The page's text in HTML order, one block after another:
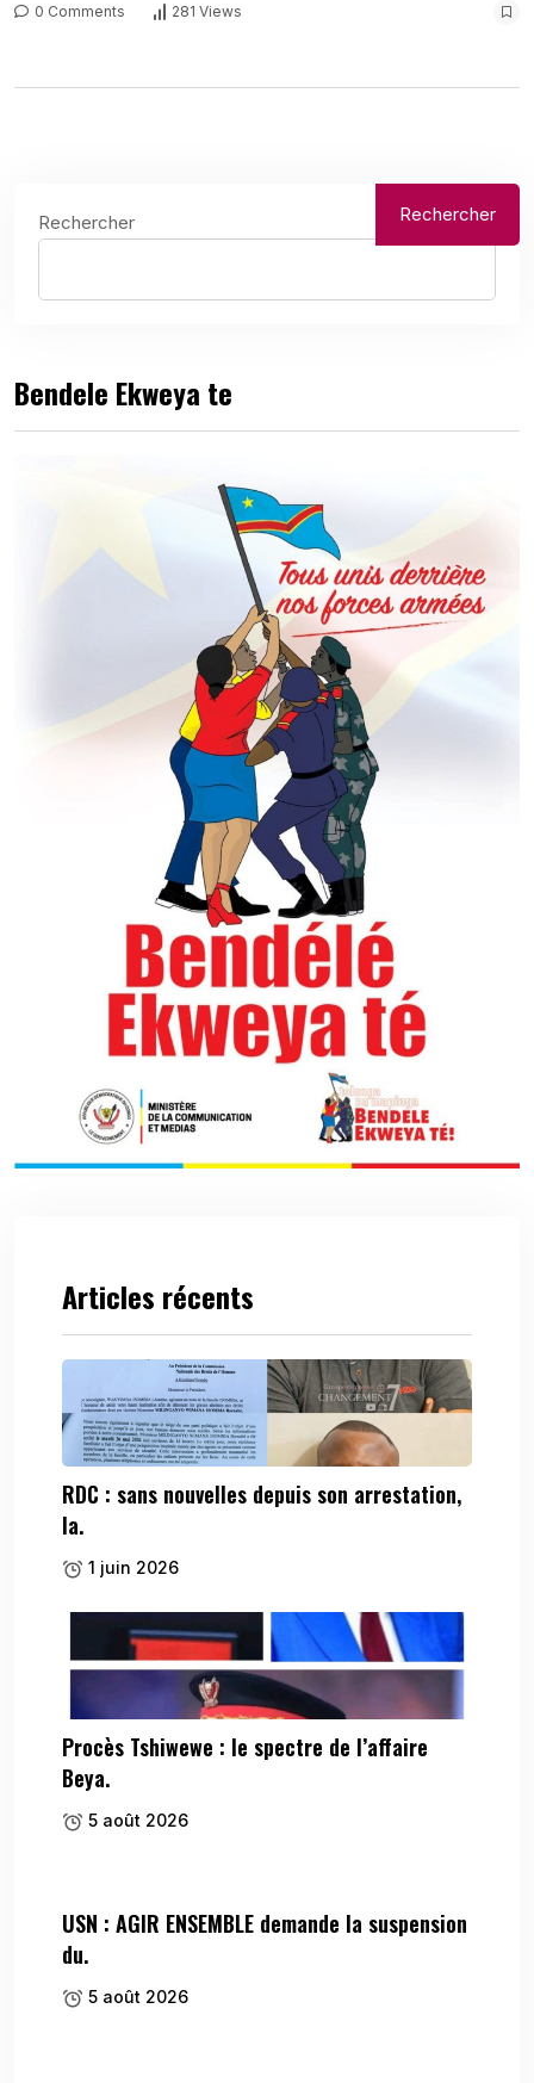
0 Comments
281 Views
Rechercher Rechercher
Bendele Ekweya te
Articles récents
RDC : sans nouvelles depuis son arrestation,
la.
1 juin 2026
Procès Tshiwewe : le spectre de l’affaire
Beya.
5 août 2026
USN : AGIR ENSEMBLE demande la suspension
du.
5 août 2026